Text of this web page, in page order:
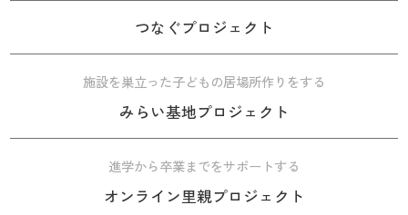
つなぐプロジェクト
施設を巣立った子どもの居場所作りをする
みらい基地プロジェクト
進学から卒業までをサポートする
オンライン里親プロジェクト